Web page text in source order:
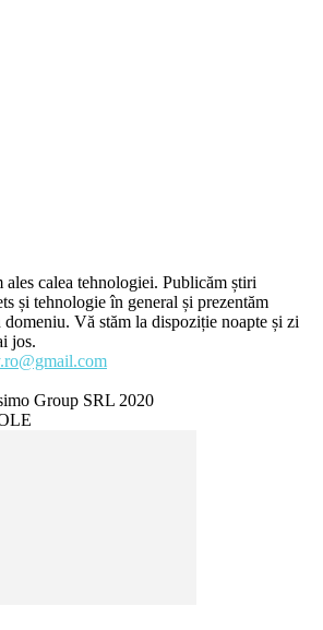
ales calea tehnologiei. Publicăm știri
și tehnologie în general și prezentăm
Vă stăm la dispoziție noapte și zi
jos.
Group SRL 2020